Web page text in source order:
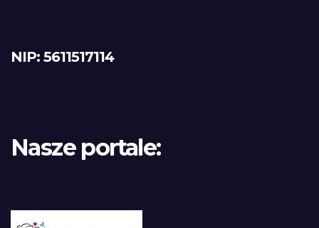
NIP: 5611517114
Nasze portale: